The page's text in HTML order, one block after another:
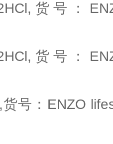
货号：
货号：
号：ENZO